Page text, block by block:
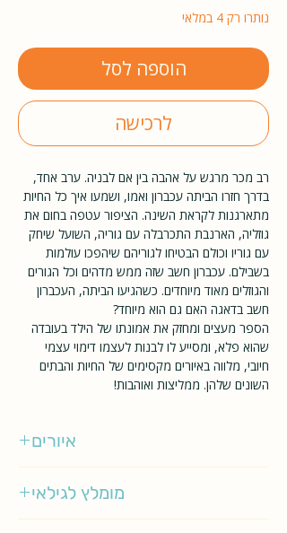
נותרו רק 4 במלאי
הוספה לסל
לרכישה
רב מכר מרגש על אהבה בין אם לבניה. ערב אחד,
בדרך חזרו הביתה עכברון ואמו, ושמעו איך כל החיות
מתארגנות לקראת השינה. הציפור עטפה בחום את
גוזליה, הארנבת התכרבלה עם גוריה, השועל שיחק
עם גוריו וכולם הבטיחו לגוריהם שיהפכו עולמות
בשבילם. עכברון חשב שזה ממש מדהים וכל הגורים
והגוזלים מאוד מיוחדים. כשהגיעו הביתה, העכברון
חשב בדאגה האם גם הוא מיוחד?
הספר מעצים ומחזק את אמונתו של הילד בעובדה
שהוא פלא, ומסייע לו לבנות לעצמו דימוי עצמי
חיובי, מלווה באיורים מקסימים של החיות והבתים
השונים שלהן. ממליצות ואוהבות!
איורים
מומלץ לגילאי